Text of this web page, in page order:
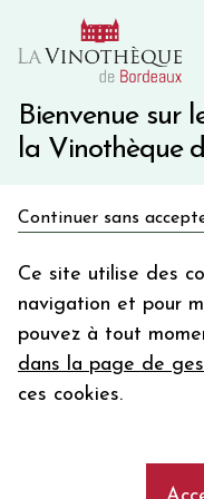
Bienvenue sur
la Vinothèque
Continuer sans
Ce site utilise des
navigation et pour
pouvez à tout
dans la page de
ces cookies.
10€ de remise
Une
Les vins de la
CHATEAU
Votre
email
En